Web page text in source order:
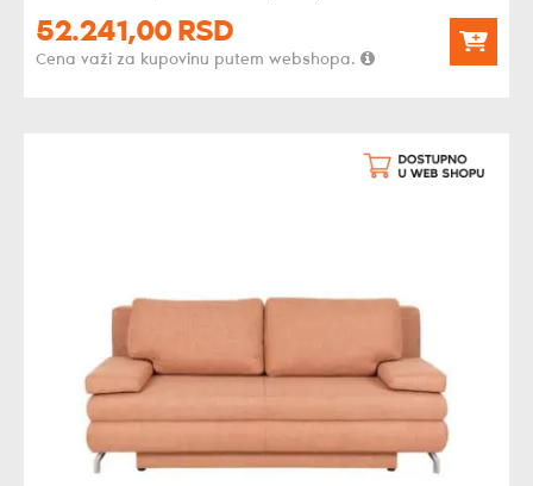
52.241,00 RSD
Cena važi za kupovinu putem webshopa.